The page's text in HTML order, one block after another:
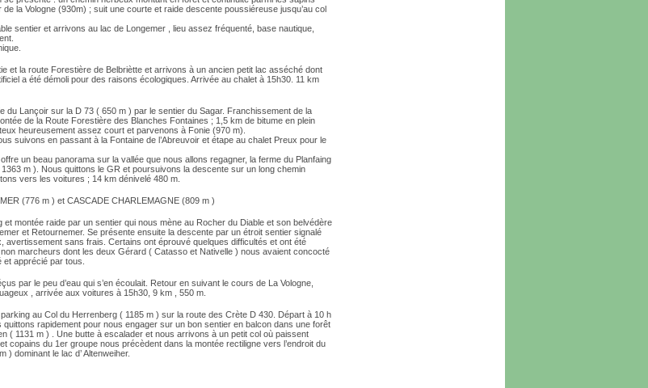
la Vologne (930m) ; suit une courte et raide descente poussiéreuse jusqu’au col
sentier et arrivons au lac de Longemer , lieu assez fréquenté, base nautique,
et la route Forestière de Belbriètte et arrivons à un ancien petit lac asséché dont
a été démoli pour des raisons écologiques. Arrivée au chalet à 15h30. 11 km
du Lançoir sur la D 73 ( 650 m ) par le sentier du Sagar. Franchissement de la
de la Route Forestière des Blanches Fontaines ; 1,5 km de bitume en plein
heureusement assez court et parvenons à Fonie (970 m).
suivons en passant à la Fontaine de l’Abreuvoir et étape au chalet Preux pour le
un beau panorama sur la vallée que nous allons regagner, la ferme du Planfaing
m ). Nous quittons le GR et poursuivons la descente sur un long chemin
vers les voitures ; 14 km dénivelé 480 m.
(776 m ) et CASCADE CHARLEMAGNE (809 m )
et montée raide par un sentier qui nous mène au Rocher du Diable et son belvédère
et Retournemer. Se présente ensuite la descente par un étroit sentier signalé
avertissement sans frais. Certains ont éprouvé quelques difficultés et ont été
marcheurs dont les deux Gérard ( Catasso et Nativelle ) nous avaient concocté
et apprécié par tous.
par le peu d’eau qui s’en écoulait. Retour en suivant le cours de La Vologne,
, arrivée aux voitures à 15h30, 9 km , 550 m.
parking au Col du Herrenberg ( 1185 m ) sur la route des Crète D 430. Départ à 10 h
rapidement pour nous engager sur un bon sentier en balcon dans une forêt
( 1131 m ) . Une butte à escalader et nous arrivons à un petit col où paissent
copains du 1er groupe nous précèdent dans la montée rectiligne vers l’endroit du
) dominant le lac d’ Altenweiher.